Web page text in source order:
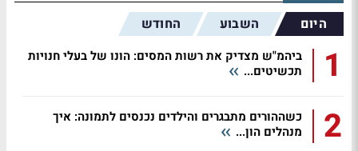
היום השבוע החודש
1
ביהמ"ש מצדיק את רשות המסים: הונו של בעלי חנויות
תכשיטים...
2
כשההורים מתבגרים והילדים נכנסים לתמונה: איך
מנהלים הון...